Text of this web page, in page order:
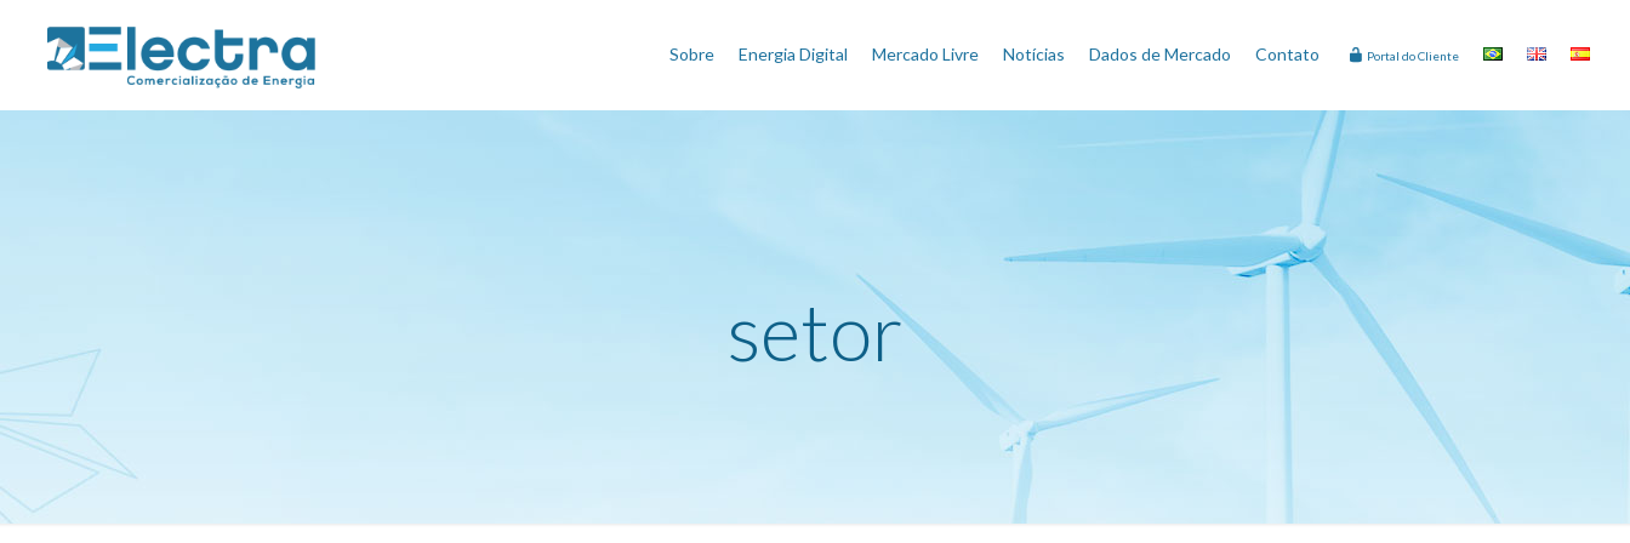
Sobre Energia Digital Mercado Livre Notícias Dados de Mercado Contato Portal do Cliente
setor